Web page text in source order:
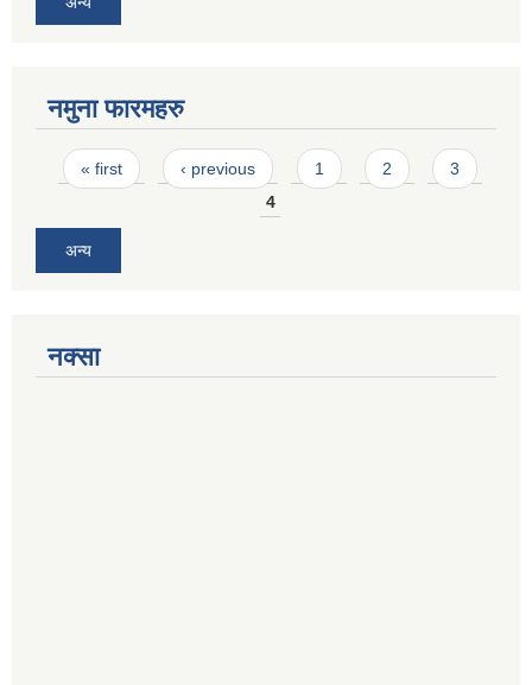
नमुना फारमहरु
Pages
« first ‹ previous 1 2
3
4
अन्य
नक्सा